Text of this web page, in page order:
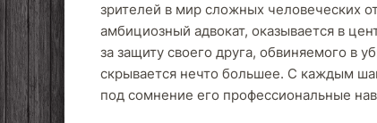
зрителей в мир сложных человеческих
амбициозный адвокат, оказывается в
за защиту своего друга, обвиняемого в
скрывается нечто большее. С каждым
под сомнение его профессиональные